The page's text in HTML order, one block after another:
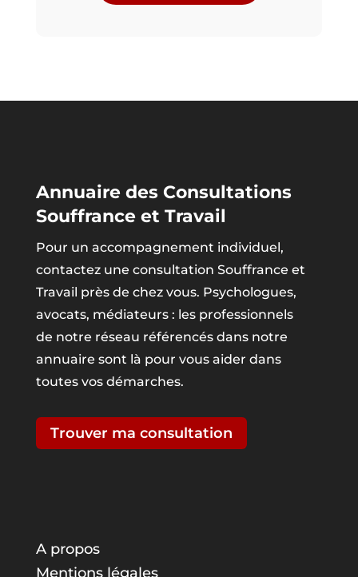
Annuaire des Consultations
Souffrance et Travail
Pour un accompagnement individuel,
contactez une consultation Souffrance et
Travail près de chez vous. Psychologues,
avocats, médiateurs : les professionnels
de notre réseau référencés dans notre
annuaire sont là pour vous aider dans
toutes vos démarches.
Trouver ma consultation
A propos
Mentions légales